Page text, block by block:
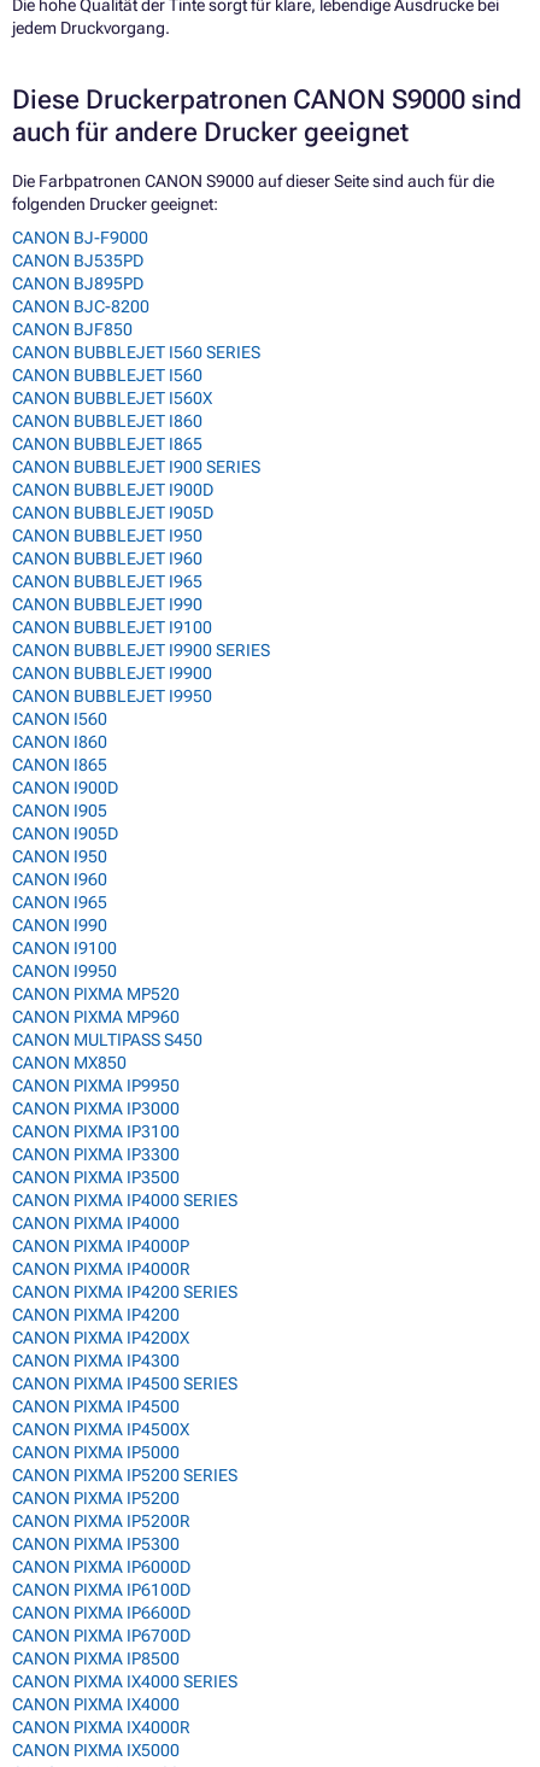
Die hohe Qualität der Tinte sorgt für klare, lebendige Ausdrucke bei
jedem Druckvorgang.
Diese Druckerpatronen CANON S9000 sind
auch für andere Drucker geeignet
Die Farbpatronen CANON S9000 auf dieser Seite sind auch für die
folgenden Drucker geeignet:
CANON BJ-F9000
CANON BJ535PD
CANON BJ895PD
CANON BJC-8200
CANON BJF850
CANON BUBBLEJET I560 SERIES
CANON BUBBLEJET I560
CANON BUBBLEJET I560X
CANON BUBBLEJET I860
CANON BUBBLEJET I865
CANON BUBBLEJET I900 SERIES
CANON BUBBLEJET I900D
CANON BUBBLEJET I905D
CANON BUBBLEJET I950
CANON BUBBLEJET I960
CANON BUBBLEJET I965
CANON BUBBLEJET I990
CANON BUBBLEJET I9100
CANON BUBBLEJET I9900 SERIES
CANON BUBBLEJET I9900
CANON BUBBLEJET I9950
CANON I560
CANON I860
CANON I865
CANON I900D
CANON I905
CANON I905D
CANON I950
CANON I960
CANON I965
CANON I990
CANON I9100
CANON I9950
CANON PIXMA MP520
CANON PIXMA MP960
CANON MULTIPASS S450
CANON MX850
CANON PIXMA IP9950
CANON PIXMA IP3000
CANON PIXMA IP3100
CANON PIXMA IP3300
CANON PIXMA IP3500
CANON PIXMA IP4000 SERIES
CANON PIXMA IP4000
CANON PIXMA IP4000P
CANON PIXMA IP4000R
CANON PIXMA IP4200 SERIES
CANON PIXMA IP4200
CANON PIXMA IP4200X
CANON PIXMA IP4300
CANON PIXMA IP4500 SERIES
CANON PIXMA IP4500
CANON PIXMA IP4500X
CANON PIXMA IP5000
CANON PIXMA IP5200 SERIES
CANON PIXMA IP5200
CANON PIXMA IP5200R
CANON PIXMA IP5300
CANON PIXMA IP6000D
CANON PIXMA IP6100D
CANON PIXMA IP6600D
CANON PIXMA IP6700D
CANON PIXMA IP8500
CANON PIXMA IX4000 SERIES
CANON PIXMA IX4000
CANON PIXMA IX4000R
CANON PIXMA IX5000